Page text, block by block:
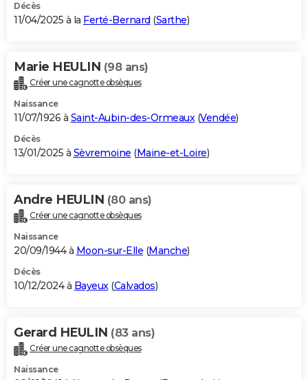
Décès
11/04/2025 à la Ferté-Bernard (Sarthe)
Marie HEULIN (98 ans)
Créer une cagnotte obsèques
Naissance
11/07/1926 à Saint-Aubin-des-Ormeaux(Vendée)
Décès
13/01/2025 à Sèvremoine (Maine-et-Loire)
Andre HEULIN (80 ans)
Créer une cagnotte obsèques
Naissance
20/09/1944 à Moon-sur-Elle (Manche)
Décès
10/12/2024 à Bayeux(Calvados)
Gerard HEULIN (83 ans)
Créer une cagnotte obsèques
Naissance